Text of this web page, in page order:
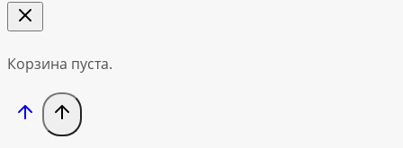
Корзина пуста.